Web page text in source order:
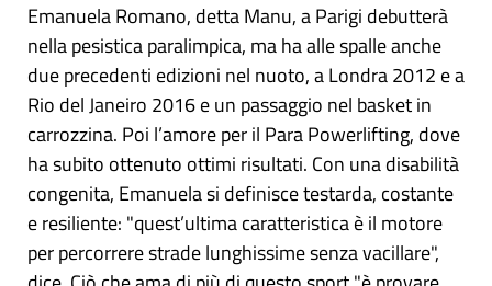
Emanuela Romano, detta Manu, a Parigi debutterà
nella pesistica paralimpica, ma ha alle spalle anche
due precedenti edizioni nel nuoto, a Londra 2012 e a
Rio del Janeiro 2016 e un passaggio nel basket in
carrozzina. Poi l’amore per il Para Powerlifting, dove
ha subito ottenuto ottimi risultati. Con una disabilità
congenita, Emanuela si definisce testarda, costante
e resiliente: "quest’ultima caratteristica è il motore
per percorrere strade lunghissime senza vacillare",